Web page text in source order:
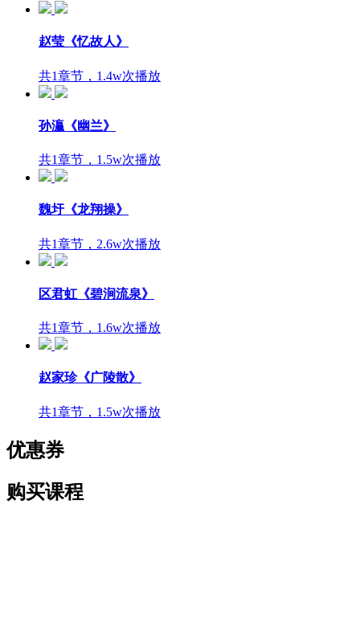
赵莹《忆故人》
共1章节，1.4w次播放
孙灜《幽兰》
共1章节，1.5w次播放
魏圩《龙翔操》
共1章节，2.6w次播放
区君虹《碧涧流泉》
共1章节，1.6w次播放
赵家珍《广陵散》
共1章节，1.5w次播放
优惠券
购买课程